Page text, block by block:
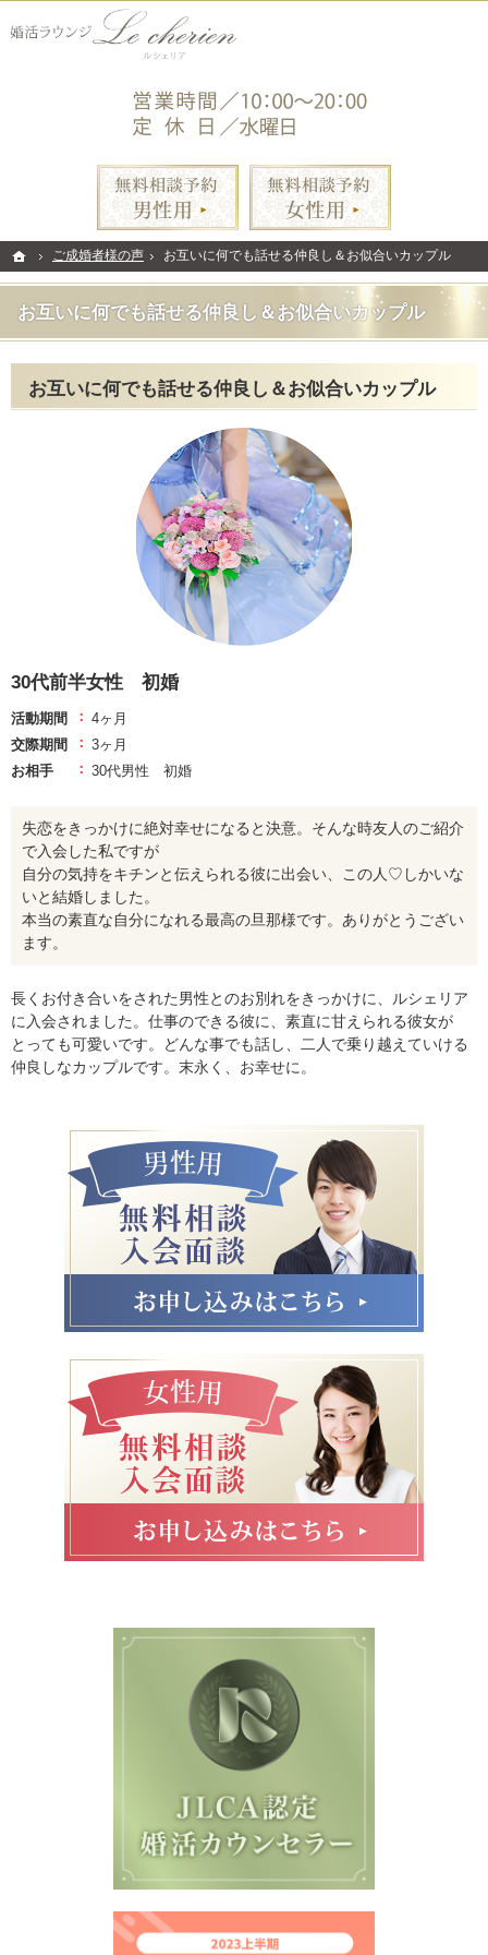
ホーム
ご成婚者様の声 お互いに何でも話せる仲良し＆お似合いカップル
お互いに何でも話せる仲良し＆お似合いカップル
ご縁を繋ぐ相談所。練馬・池袋・青山の結婚相談所なら当相談所へ。
練馬・池袋・青山の結婚相談所なら手厚いサポートの婚活ラウンジ・ルシェリア
お互いに何でも話せる仲良し＆お似合いカップル
30代前半女性 初婚
活動期間
4ヶ月
交際期間
3ヶ月
お相手
30代男性 初婚
失恋をきっかけに絶対幸せになると決意。そんな時友人のご紹介
で入会した私ですが
自分の気持をキチンと伝えられる彼に出会い、この人♡しかいな
いと結婚しました。
本当の素直な自分になれる最高の旦那様です。ありがとうござい
ます。
長くお付き合いをされた男性とのお別れをきっかけに、ルシェリア
に入会されました。仕事のできる彼に、素直に甘えられる彼女が
とっても可愛いです。どんな事でも話し、二人で乗り越えていける
仲良しなカップルです。末永く、お幸せに。
無料相談予約男性用
ホーム
ご成婚者様の声 お互いに何でも話せる仲良し＆お似合いカップル